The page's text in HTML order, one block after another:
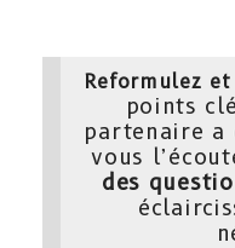
Reformulez
points
partenaire
vous
des